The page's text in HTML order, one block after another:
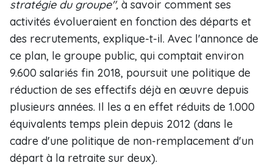
stratégie du groupe", à savoir comment ses
activités évolueraient en fonction des départs et
des recrutements, explique-t-il. Avec l'annonce de
ce plan, le groupe public, qui comptait environ
9.600 salariés fin 2018, poursuit une politique de
réduction de ses effectifs déjà en œuvre depuis
plusieurs années. Il les a en effet réduits de 1.000
équivalents temps plein depuis 2012 (dans le
cadre d'une politique de non-remplacement d'un
départ à la retraite sur deux).